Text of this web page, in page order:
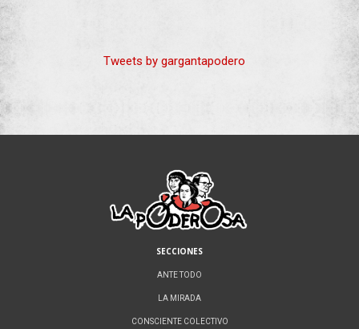
Tweets by gargantapodero
SECCIONES
ANTE TODO
LA MIRADA
CONSCIENTE COLECTIVO